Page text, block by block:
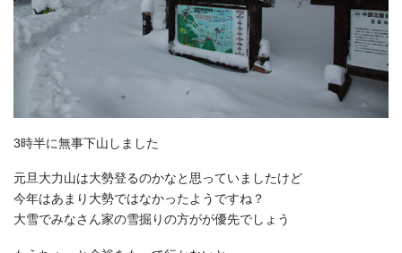
3時半に無事下山しました
元旦大力山は大勢登るのかなと思っていましたけど
今年はあまり大勢ではなかったようですね？
大雪でみなさん家の雪掘りの方がが優先でしょう